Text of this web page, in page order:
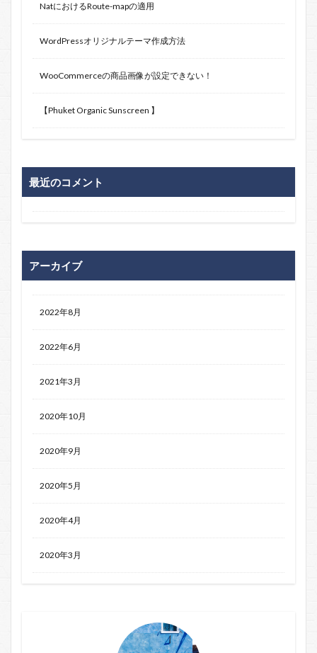
NatにおけるRoute-mapの適用
WordPressオリジナルテーマ作成方法
WooCommerceの商品画像が設定できない！
【Phuket Organic Sunscreen 】
最近のコメント
アーカイブ
2022年8月
2022年6月
2021年3月
2020年10月
2020年9月
2020年5月
2020年4月
2020年3月